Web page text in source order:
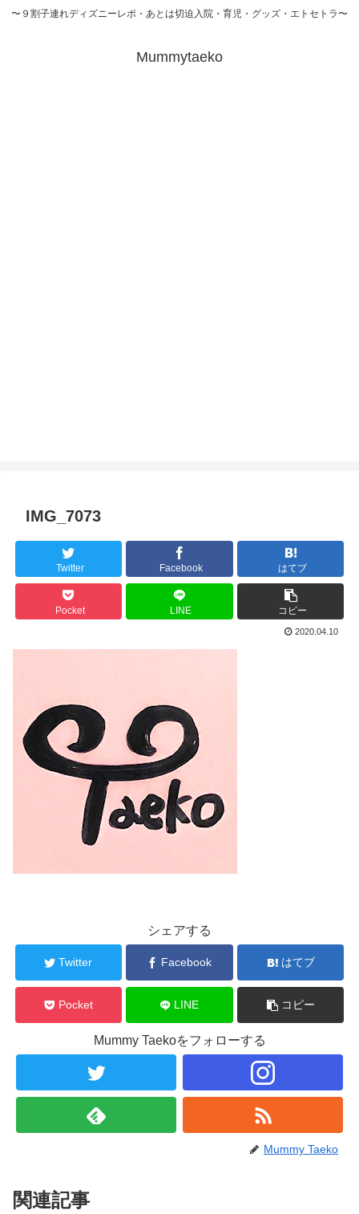
〜９割子連れディズニーレポ・あとは切迫入院・育児・グッズ・エトセトラ〜
Mummytaeko
IMG_7073
Twitter Facebook はてブ
Pocket LINE コピー
2020.04.10
シェアする
Twitter Facebook はてブ
Pocket LINE コピー
Mummy Taekoをフォローする
Mummy Taeko
関連記事